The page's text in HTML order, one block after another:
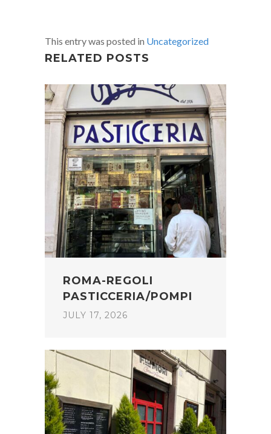
This entry was posted in Uncategorized
RELATED POSTS
ROMA-REGOLI
PASTICCERIA/POMPI
JULY 17, 2026